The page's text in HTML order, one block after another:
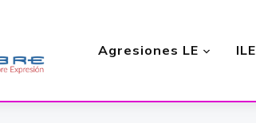
Agresiones LE ILE